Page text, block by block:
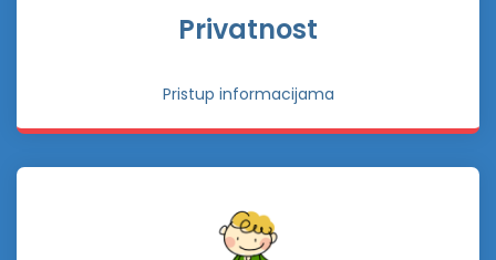
Privatnost
Pristup informacijama